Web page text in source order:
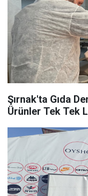
Şırnak'ta Gıda
Ürünler Tek Tek